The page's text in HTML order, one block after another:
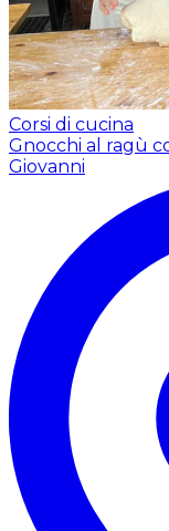
Corsi di cucina
Gnocchi al ragù
Giovanni